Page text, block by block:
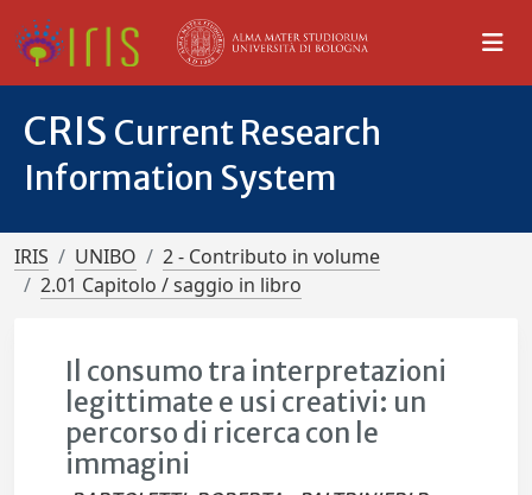
CRIS Current Research
Information System
IRIS UNIBO
2 - Contributo in volume
2.01 Capitolo / saggio in libro
Il consumo tra interpretazioni
legittimate e usi creativi: un
percorso di ricerca con le
immagini